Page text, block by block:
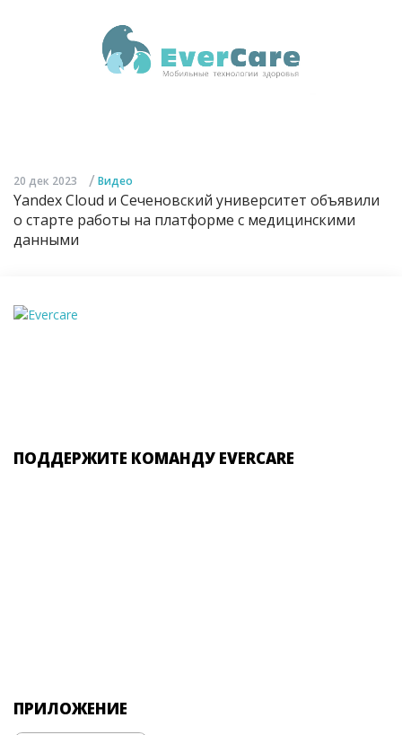
20 дек 2023 / Видео
Yandex Cloud и Сеченовский университет объявили
о старте работы на платформе с медицинскими
данными
ПОДДЕРЖИТЕ КОМАНДУ EVERCARE
ПРИЛОЖЕНИЕ